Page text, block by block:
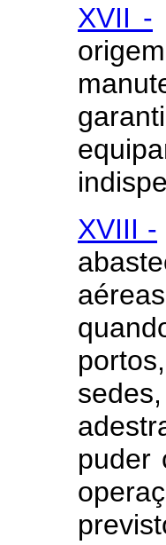
XVII -
XVIII -
puder